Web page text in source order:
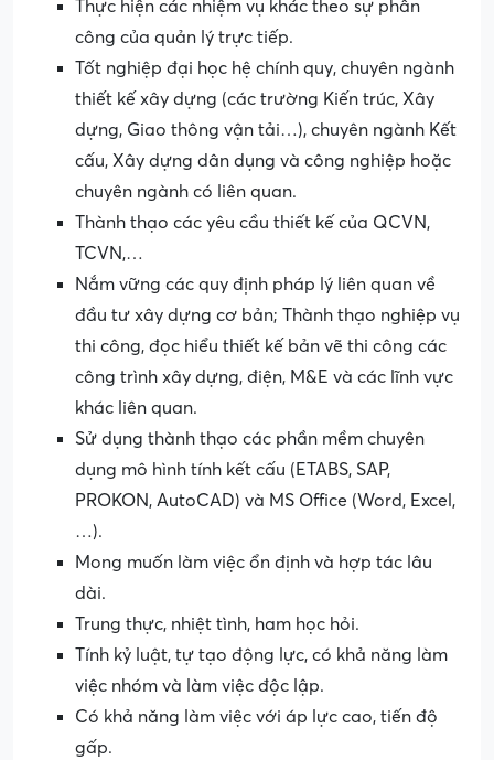
Thực hiện các nhiệm vụ khác theo sự phân
công của quản lý trực tiếp.
Tốt nghiệp đại học hệ chính quy, chuyên ngành
thiết kế xây dựng (các trường Kiến trúc, Xây
dựng, Giao thông vận tải…), chuyên ngành Kết
cấu, Xây dựng dân dụng và công nghiệp hoặc
chuyên ngành có liên quan.
Thành thạo các yêu cầu thiết kế của QCVN,
TCVN,…
Nắm vững các quy định pháp lý liên quan về
đầu tư xây dựng cơ bản; Thành thạo nghiệp vụ
thi công, đọc hiểu thiết kế bản vẽ thi công các
công trình xây dựng, điện, M&E và các lĩnh vực
khác liên quan.
Sử dụng thành thạo các phần mềm chuyên
dụng mô hình tính kết cấu (ETABS, SAP,
PROKON, AutoCAD) và MS Office (Word, Excel,
…).
Mong muốn làm việc ổn định và hợp tác lâu
dài.
Trung thực, nhiệt tình, ham học hỏi.
Tính kỷ luật, tự tạo động lực, có khả năng làm
việc nhóm và làm việc độc lập.
Có khả năng làm việc với áp lực cao, tiến độ
gấp.